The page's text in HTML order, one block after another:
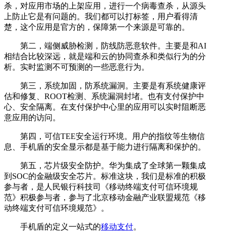
杀，对应用市场的上架应用，进行一个病毒查杀，从源头
上防止它是有问题的。我们都可以打标签，用户看得清
楚，这个应用是官方的，保障第一个来源是可靠的。
第二，端侧威胁检测，防线防恶意软件。主要是和AI
相结合比较深远，就是端和云的协同查杀和类似行为的分
析。实时监测不可预测的一些恶意行为。
第三，系统加固，防系统漏洞。主要是有系统健康评
估和修复、ROOT检测、系统漏洞封堵。也有支付保护中
心、安全隔离。在支付保护中心里的应用可以实时阻断恶
意应用的访问。
第四，可信TEE安全运行环境。用户的指纹等生物信
息、手机盾的安全显示都是基于能力进行隔离和保护的。
第五，芯片级安全防护。华为集成了全球第一颗集成
到SOC的金融级安全芯片。标准这块，我们是标准的积极
参与者，是人民银行科技司《移动终端支付可信环境规
范》积极参与者，参与了北京移动金融产业联盟规范《移
动终端支付可信环境规范》。
手机盾的定义一站式的移动支付。